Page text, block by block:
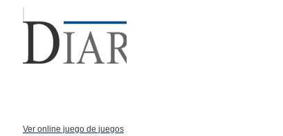
Ver online juego de juegos